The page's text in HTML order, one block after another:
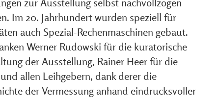
Im 20. Jahrhundert wurden speziell für
auch Spezial-Rechenmaschinen gebaut.
Werner Rudowski für die kuratorische
der Ausstellung, Rainer Heer für die
allen Leihgebern, dank derer die
der Vermessung anhand eindrucksvoller